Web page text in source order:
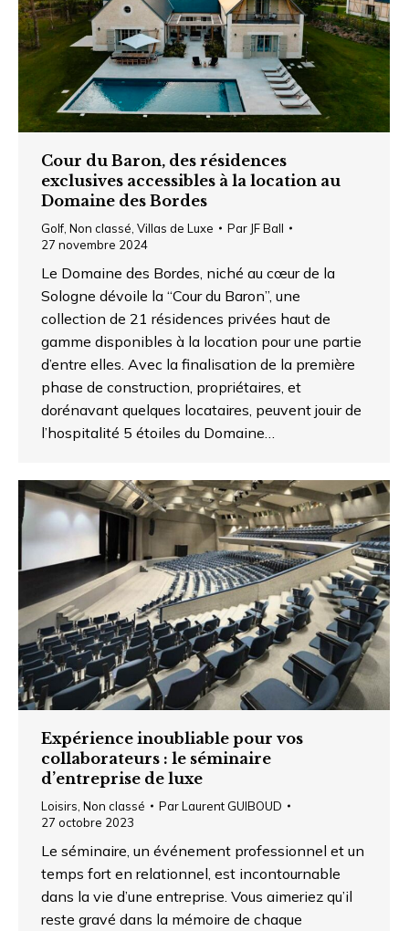
Cour du Baron, des résidences
exclusives accessibles à la location au
Domaine des Bordes
Golf Non classé Villas de Luxe Par JF Ball
27 novembre 2024
Le Domaine des Bordes, niché au cœur de la
Sologne dévoile la “Cour du Baron”, une
collection de 21 résidences privées haut de
gamme disponibles à la location pour une partie
d’entre elles. Avec la finalisation de la première
phase de construction, propriétaires, et
dorénavant quelques locataires, peuvent jouir de
l’hospitalité 5 étoiles du Domaine…
Expérience inoubliable pour vos
collaborateurs : le séminaire
d’entreprise de luxe
Loisirs Non classé ParLaurent GUIBOUD
27 octobre 2023
Le séminaire, un événement professionnel et un
temps fort en relationnel, est incontournable
dans la vie d’une entreprise. Vous aimeriez qu’il
reste gravé dans la mémoire de chaque